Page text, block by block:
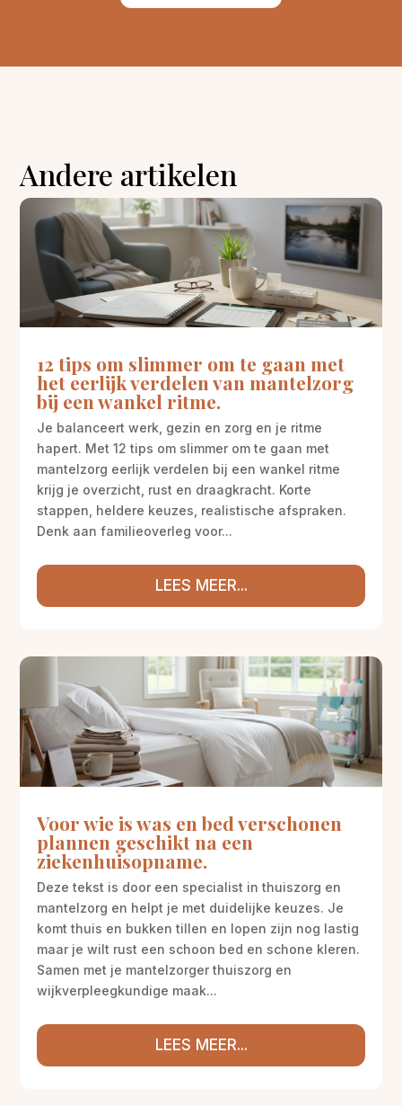
Andere artikelen
12 tips om slimmer om te gaan met
het eerlijk verdelen van mantelzorg
bij een wankel ritme.
Je balanceert werk, gezin en zorg en je ritme
hapert. Met 12 tips om slimmer om te gaan met
mantelzorg eerlijk verdelen bij een wankel ritme
krijg je overzicht, rust en draagkracht. Korte
stappen, heldere keuzes, realistische afspraken.
Denk aan familieoverleg voor...
LEES MEER...
Voor wie is was en bed verschonen
plannen geschikt na een
ziekenhuisopname.
Deze tekst is door een specialist in thuiszorg en
mantelzorg en helpt je met duidelijke keuzes. Je
komt thuis en bukken tillen en lopen zijn nog lastig
maar je wilt rust een schoon bed en schone kleren.
Samen met je mantelzorger thuiszorg en
wijkverpleegkundige maak...
LEES MEER...